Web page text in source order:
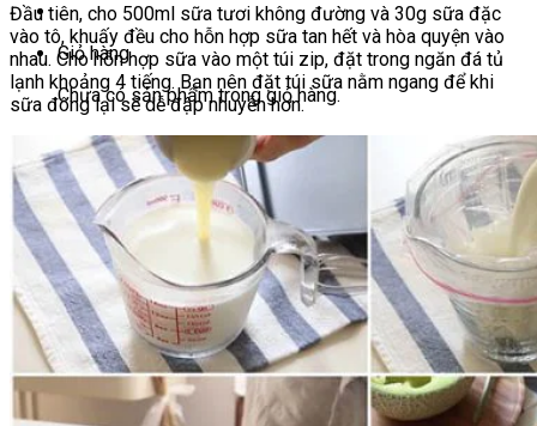
Giỏ hàng
Chưa có sản phẩm trong giỏ hàng.
Đầu tiên, cho 500ml sữa tươi không đường và 30g sữa đặc
vào tô, khuấy đều cho hỗn hợp sữa tan hết và hòa quyện vào
nhau. Cho hỗn hợp sữa vào một túi zip, đặt trong ngăn đá tủ
lạnh khoảng 4 tiếng. Bạn nên đặt túi sữa nằm ngang để khi
sữa đông lại sẽ dễ đập nhuyễn hơn.